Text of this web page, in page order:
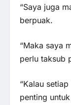
“Saya juga
berpuak.
“Maka saya
perlu taksub
“Kalau
penting